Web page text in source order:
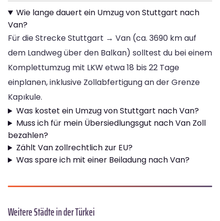
Wie lange dauert ein Umzug von Stuttgart nach
Van?
Für die Strecke Stuttgart → Van (ca. 3690 km auf
dem Landweg über den Balkan) solltest du bei einem
Komplettumzug mit LKW etwa 18 bis 22 Tage
einplanen, inklusive Zollabfertigung an der Grenze
Kapıkule.
Was kostet ein Umzug von Stuttgart nach Van?
Muss ich für mein Übersiedlungsgut nach Van Zoll
bezahlen?
Zählt Van zollrechtlich zur EU?
Was spare ich mit einer Beiladung nach Van?
Weitere Städte in der Türkei